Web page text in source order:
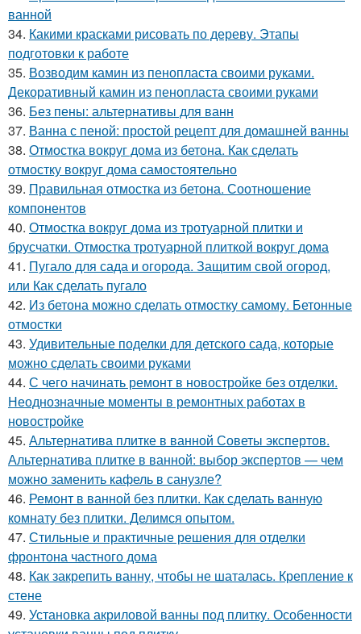
ванной
34. Какими красками рисовать по дереву. Этапы
подготовки к работе
35. Возводим камин из пенопласта своими руками.
Декоративный камин из пенопласта своими руками
36. Без пены: альтернативы для ванн
37. Ванна с пеной: простой рецепт для домашней ванны
38. Отмостка вокруг дома из бетона. Как сделать
отмостку вокруг дома самостоятельно
39. Правильная отмостка из бетона. Соотношение
компонентов
40. Отмостка вокруг дома из тротуарной плитки и
брусчатки. Отмостка тротуарной плиткой вокруг дома
41. Пугало для сада и огорода. Защитим свой огород,
или Как сделать пугало
42. Из бетона можно сделать отмостку самому. Бетонные
отмостки
43. Удивительные поделки для детского сада, которые
можно сделать своими руками
44. С чего начинать ремонт в новостройке без отделки.
Неоднозначные моменты в ремонтных работах в
новостройке
45. Альтернатива плитке в ванной Советы экспертов.
Альтернатива плитке в ванной: выбор экспертов — чем
можно заменить кафель в санузле?
46. Ремонт в ванной без плитки. Как сделать ванную
комнату без плитки. Делимся опытом.
47. Стильные и практичные решения для отделки
фронтона частного дома
48. Как закрепить ванну, чтобы не шаталась. Крепление к
стене
49. Установка акриловой ванны под плитку. Особенности